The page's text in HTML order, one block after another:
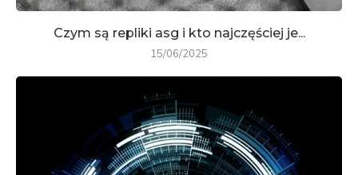
Czym są repliki asg i kto najczęściej je...
15/06/2025